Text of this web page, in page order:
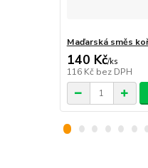
Maďarská směs
140 Kč/ks
116 Kč bez DPH